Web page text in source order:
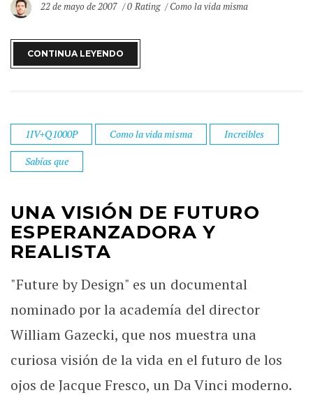
22 de mayo de 2007 0 Rating Como la vida misma
CONTINUA LEYENDO
1IV+Q1000P Como la vida misma Increibles
Sabías que
UNA VISIÓN DE FUTURO
ESPERANZADORA Y
REALISTA
"Future by Design" es un documental
nominado por la academía del director
William Gazecki, que nos muestra una
curiosa visión de la vida en el futuro de los
ojos de Jacque Fresco, un Da Vinci moderno.